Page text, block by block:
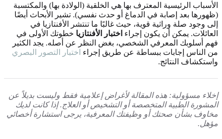
الأسباب الرئيسية المعترف بها هي الخلقية (الولادة بها) والمكتسبة
(ظهورها بعد إصابة في الدماغ أو حدث نفسي). تشير الأبحاث أيضًا
إلى وجود صلة وراثية قوية، حيث غالبًا ما تنتشر الأفنتازيا في
العائلات. يمكن أن يكون إجراء اختبار الأفنتازيا خطوتك الأولى في
فهم أسلوبك المعرفي الشخصي، بغض النظر عن أصله. يجد الكثير
من الناس إجابات ببساطة عن طريق إجراء اختبار التصور البصري
واستكشاف النتائج.
إخلاء مسؤولية: هذه المقالة لأغراض إعلامية فقط وليست بديلاً عن
المشورة الطبية المتخصصة أو التشخيص أو العلاج. إذا كانت لديك
مخاوف بشأن صحتك أو وظيفتك المعرفية، يرجى استشارة أخصائي
مؤهل.